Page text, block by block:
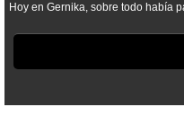
Hoy en Gernika, sobre todo había